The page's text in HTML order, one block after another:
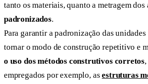
tanto os materiais, quanto a metragem dos
padronizados.
Para garantir a padronização das
tornar o modo de construção repetitivo e
o uso dos métodos construtivos corretos
empregados por exemplo, asestruturas